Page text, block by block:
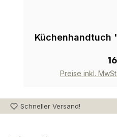
Küchenhandtuch
Preise inkl.
Schneller Versand!